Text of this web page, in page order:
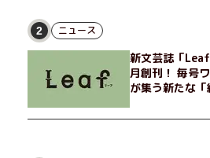
げたり、部屋でふたりだけの「台湾映
独身、幼なじみの変わらぬ友情とささ
2 ニュース
新文芸誌「
月創刊！ 毎号
が集う新たな